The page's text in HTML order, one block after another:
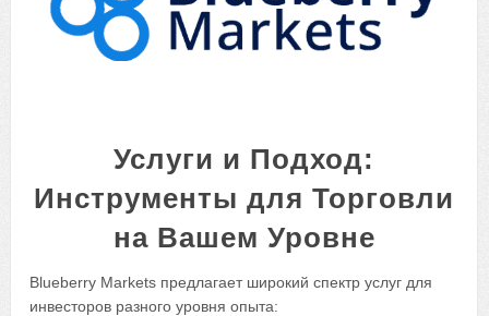
Услуги и Подход:
Инструменты для Торговли
на Вашем Уровне
Blueberry Markets предлагает широкий спектр услуг для
инвесторов разного уровня опыта: